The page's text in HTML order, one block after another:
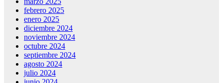
febrero 2025
enero 2025
diciembre 2024
noviembre 2024
octubre 2024
septiembre 2024
agosto 2024
julio 2024